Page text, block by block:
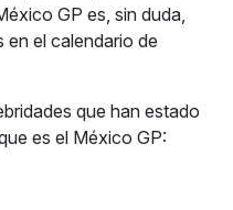
GP es, sin duda,
en el calendario de
que han estado
es el México GP: